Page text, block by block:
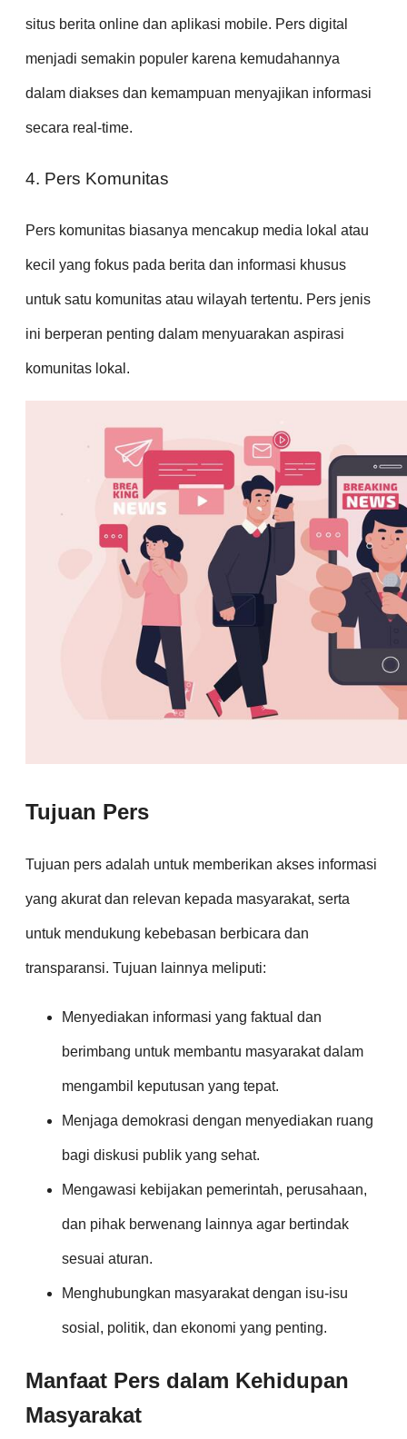
situs berita online dan aplikasi mobile. Pers digital
menjadi semakin populer karena kemudahannya
dalam diakses dan kemampuan menyajikan informasi
secara real-time.
4. Pers Komunitas
Pers komunitas biasanya mencakup media lokal atau
kecil yang fokus pada berita dan informasi khusus
untuk satu komunitas atau wilayah tertentu. Pers jenis
ini berperan penting dalam menyuarakan aspirasi
komunitas lokal.
Tujuan Pers
Tujuan pers adalah untuk memberikan akses informasi
yang akurat dan relevan kepada masyarakat, serta
untuk mendukung kebebasan berbicara dan
transparansi. Tujuan lainnya meliputi:
Menyediakan informasi yang faktual dan
berimbang untuk membantu masyarakat dalam
mengambil keputusan yang tepat.
Menjaga demokrasi dengan menyediakan ruang
bagi diskusi publik yang sehat.
Mengawasi kebijakan pemerintah, perusahaan,
dan pihak berwenang lainnya agar bertindak
sesuai aturan.
Menghubungkan masyarakat dengan isu-isu
sosial, politik, dan ekonomi yang penting.
Manfaat Pers dalam Kehidupan
Masyarakat